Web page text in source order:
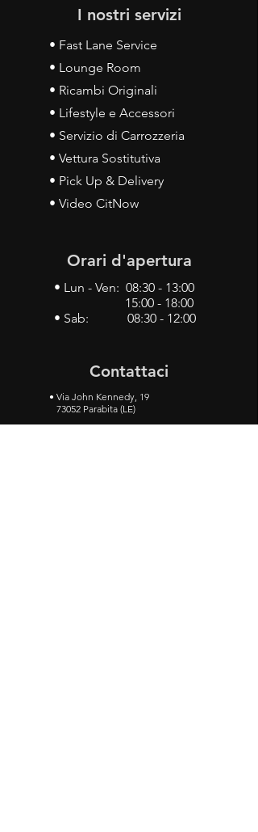
I nostri servizi
• Fast Lane Service
• Lounge Room
• Ricambi Originali
• Lifestyle e Accessori
• Servizio di Carrozzeria
• Vettura Sostitutiva
• Pick Up & Delivery
• Video CitNow
Orari d'apertura
• Lun - Ven: 08:30 - 13:00
15:00 - 18:00
• Sab: 08:30 - 12:00
Contattaci
• Via John Kennedy, 19
73052 Parabita (LE)